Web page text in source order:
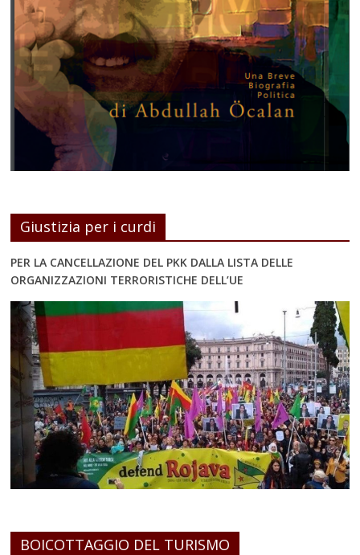
Giustizia per i curdi
PER LA CANCELLAZIONE DEL PKK DALLA LISTA DELLE
ORGANIZZAZIONI TERRORISTICHE DELL’UE
BOICOTTAGGIO DEL TURISMO